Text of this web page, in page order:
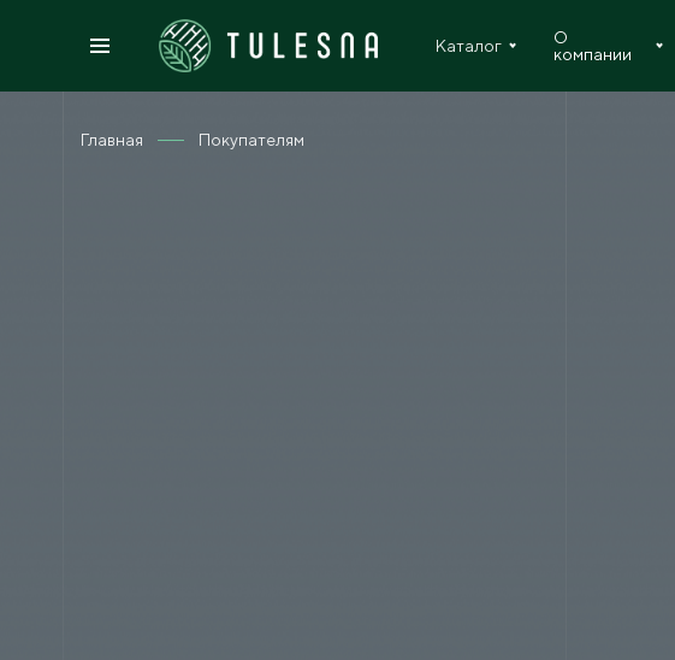
Каталог
О
компании
Главная Покупателям